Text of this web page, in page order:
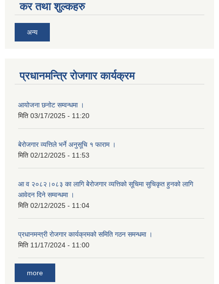
कर तथा शुल्कहरु
अन्य
प्रधानमन्त्रि रोजगार कार्यक्रम
आयोजना छनोट सम्वन्धमा ।
मिति 03/17/2025 - 11:20
बेरोजगार व्यत्तिले भर्ने अनुसूचि १ फाराम ।
मिति 02/12/2025 - 11:53
आ व २०८२।०८३ का लागि बेेरोजगार व्यत्तिको सूचिमा सुचिकृत हुनको लागि
आवेदन दिने सम्वन्धमा ।
मिति 02/12/2025 - 11:04
प्रधानमन्त्री रोजगार कार्यक्रमको समिति गठन समन्धमा ।
मिति 11/17/2024 - 11:00
more